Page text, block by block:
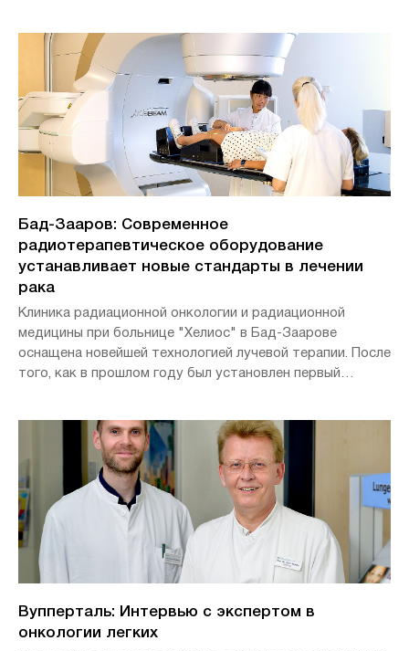
Вуппертале (HUKW).
Бад-Зааров: Современное
радиотерапевтическое оборудование
устанавливает новые стандарты в лечении
рака
Клиника радиационной онкологии и радиационной
медицины при больнице "Хелиос" в Бад-Заарове
оснащена новейшей технологией лучевой терапии. После
того, как в прошлом году был установлен первый
система радиотерапии. Новая технология позволяет
проводить еще более точное и эффективное лечение
рака. Кроме того, лучевая терапия может проводиться
еще более щадяще и эффективно для пациентов.
Вупперталь: Интервью с экспертом в
онкологии легких